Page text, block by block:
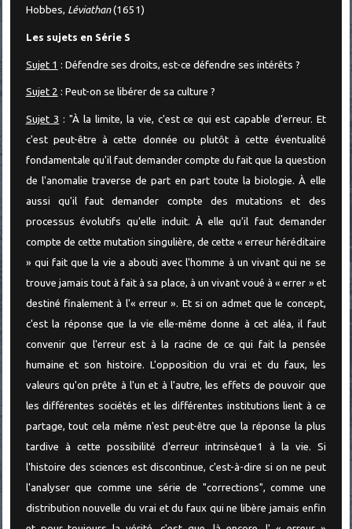
Hobbes, Léviathan(1651)
Les sujets en Série S
Sujet 1 : Défendre ses droits, est-ce défendre ses intérêts ?
Sujet 2 : Peut-on se libérer de sa culture ?
Sujet 3 : "À la limite, la vie, c'est ce qui est capable d'erreur. Et
c'est peut-être à cette donnée ou plutôt à cette éventualité
fondamentale qu'il faut demander compte du fait que la question
de l'anomalie traverse de part en part toute la biologie. À elle
aussi qu'il faut demander compte des mutations et des
processus évolutifs qu'elle induit. À elle qu'il faut demander
compte de cette mutation singulière, de cette « erreur héréditaire
» qui fait que la vie a abouti avec l'homme à un vivant qui ne se
trouve jamais tout à fait à sa place, à un vivant voué à « errer » et
destiné finalement à l'« erreur ». Et si on admet que le concept,
c'est la réponse que la vie elle-même donne à cet aléa, il faut
convenir que l'erreur est à la racine de ce qui fait la pensée
humaine et son histoire. L'opposition du vrai et du faux, les
valeurs qu'on prête à l'un et à l'autre, les effets de pouvoir que
les différentes sociétés et les différentes institutions lient à ce
partage, tout cela même n'est peut-être que la réponse la plus
tardive à cette possibilité d'erreur intrinsèque1 à la vie. Si
l'histoire des sciences est discontinue, c'est-à-dire si on ne peut
l'analyser que comme une série de "corrections", comme une
distribution nouvelle du vrai et du faux qui ne libère jamais enfin